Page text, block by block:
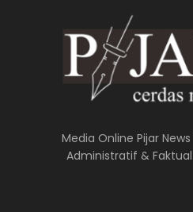
Media Online Pijar
Administratif &